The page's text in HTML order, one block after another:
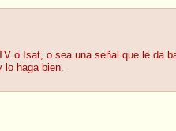
o Isat, o sea una señal que le da
lo haga bien.